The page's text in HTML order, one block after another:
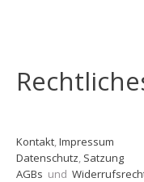
Kontakt,Impressum
Datenschutz, Satzung
AGBs und